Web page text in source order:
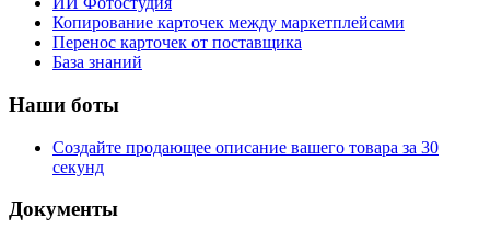
Копирование карточек между маркетплейсами
Перенос карточек от поставщика
База знаний
Наши боты
Создайте продающее описание вашего товара за 30
секунд
Документы